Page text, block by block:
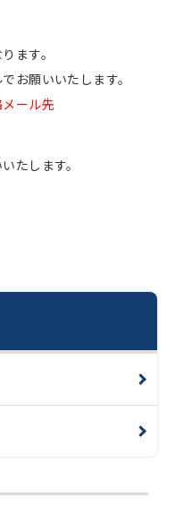
ます。
お願いいたします。
ール先
たします。